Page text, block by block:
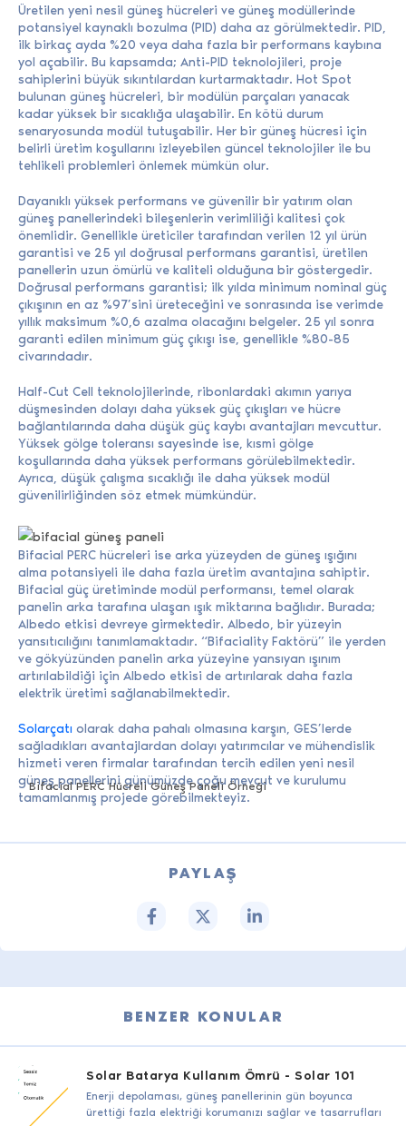
Üretilen yeni nesil güneş hücreleri ve güneş modüllerinde
potansiyel kaynaklı bozulma (PID) daha az görülmektedir. PID,
ilk birkaç ayda %20 veya daha fazla bir performans kaybına
yol açabilir. Bu kapsamda; Anti-PID teknolojileri, proje
sahiplerini büyük sıkıntılardan kurtarmaktadır. Hot Spot
bulunan güneş hücreleri, bir modülün parçaları yanacak
kadar yüksek bir sıcaklığa ulaşabilir. En kötü durum
senaryosunda modül tutuşabilir. Her bir güneş hücresi için
belirli üretim koşullarını izleyebilen güncel teknolojiler ile bu
tehlikeli problemleri önlemek mümkün olur.
Dayanıklı yüksek performans ve güvenilir bir yatırım olan
güneş panellerindeki bileşenlerin verimliliği kalitesi çok
önemlidir. Genellikle üreticiler tarafından verilen 12 yıl ürün
garantisi ve 25 yıl doğrusal performans garantisi, üretilen
panellerin uzun ömürlü ve kaliteli olduğuna bir göstergedir.
Doğrusal performans garantisi; ilk yılda minimum nominal güç
çıkışının en az %97’sini üreteceğini ve sonrasında ise verimde
yıllık maksimum %0,6 azalma olacağını belgeler. 25 yıl sonra
garanti edilen minimum güç çıkışı ise, genellikle %80-85
civarındadır.
Half-Cut Cell teknolojilerinde, ribonlardaki akımın yarıya
düşmesinden dolayı daha yüksek güç çıkışları ve hücre
bağlantılarında daha düşük güç kaybı avantajları mevcuttur.
Yüksek gölge toleransı sayesinde ise, kısmi gölge
koşullarında daha yüksek performans görülebilmektedir.
Ayrıca, düşük çalışma sıcaklığı ile daha yüksek modül
güvenilirliğinden söz etmek mümkündür.
Bifacial PERC Hücreli Güneş Paneli Örneği
Bifacial PERC hücreleri ise arka yüzeyden de güneş ışığını
alma potansiyeli ile daha fazla üretim avantajına sahiptir.
Bifacial güç üretiminde modül performansı, temel olarak
panelin arka tarafına ulaşan ışık miktarına bağlıdır. Burada;
Albedo etkisi devreye girmektedir. Albedo, bir yüzeyin
yansıtıcılığını tanımlamaktadır. “Bifaciality Faktörü” ile yerden
ve gökyüzünden panelin arka yüzeyine yansıyan ışınım
artırılabildiği için Albedo etkisi de artırılarak daha fazla
elektrik üretimi sağlanabilmektedir.
Solarçatı olarak daha pahalı olmasına karşın, GES’lerde
sağladıkları avantajlardan dolayı yatırımcılar ve mühendislik
hizmeti veren firmalar tarafından tercih edilen yeni nesil
güneş panellerini günümüzde çoğu mevcut ve kurulumu
tamamlanmış projede görebilmekteyiz.
PAYLAŞ
BENZER KONULAR
Solar Batarya Kullanım Ömrü - Solar 101
Enerji depolaması, güneş panellerinin gün boyunca
ürettiği fazla elektriği korumanızı sağlar ve tasarrufları